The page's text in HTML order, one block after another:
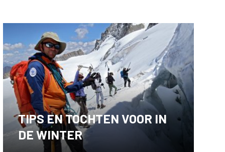
TIPS EN TOCHTEN VOOR IN
DE WINTER